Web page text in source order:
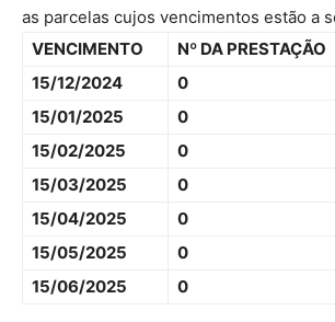
as parcelas cujos vencimentos estão a
VENCIMENTO
Nº DA PRESTAÇÃO
15/12/2024
0
15/01/2025
0
15/02/2025
0
15/03/2025
0
15/04/2025
0
15/05/2025
0
15/06/2025
0